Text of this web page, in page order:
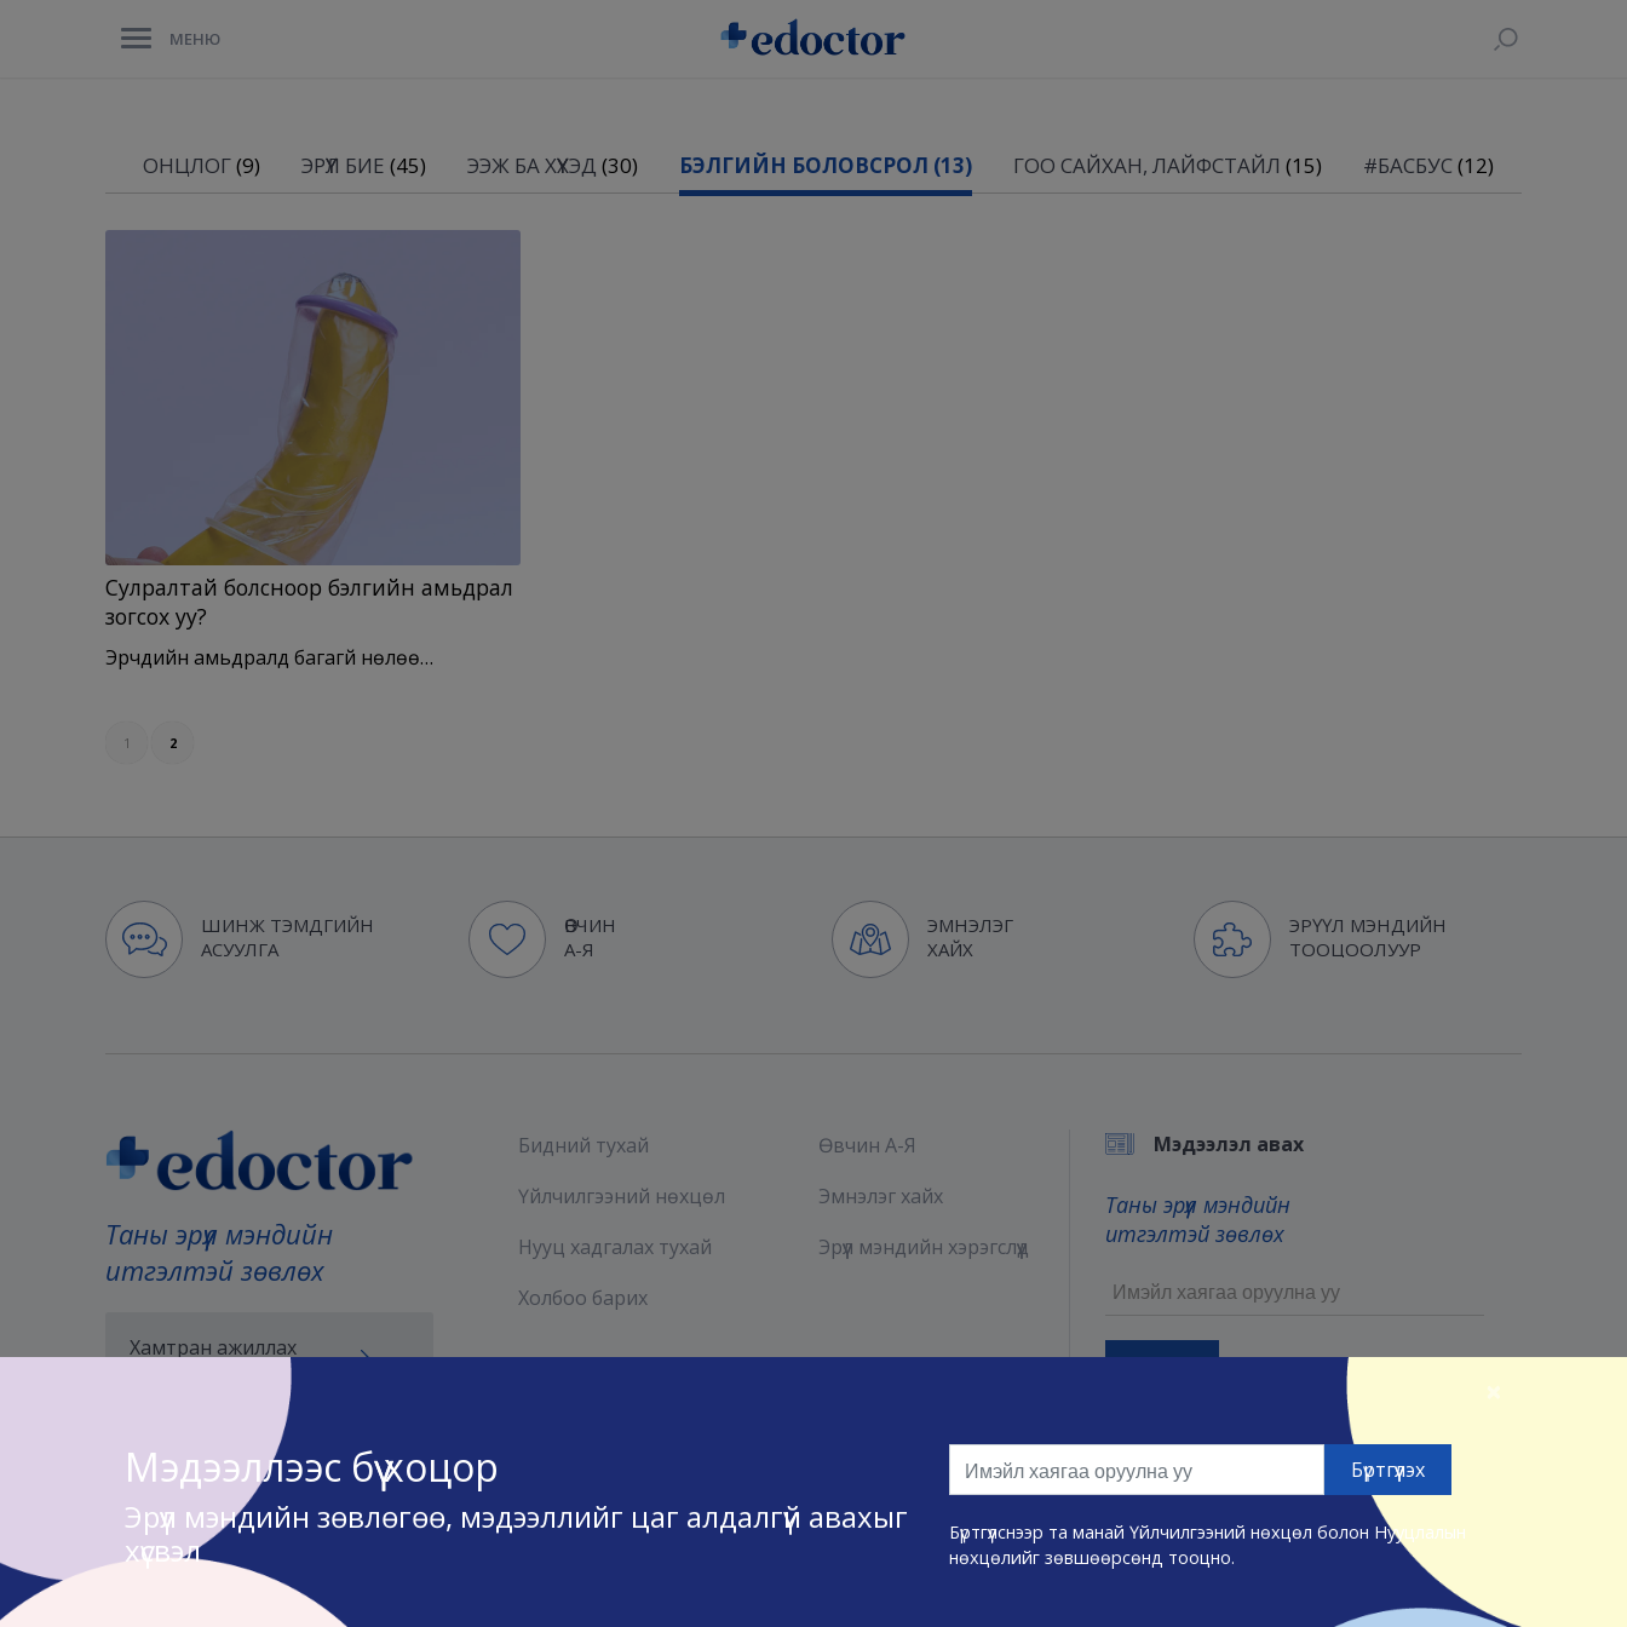
МЕНЮ
ОНЦЛОГ(9) ЭРҮҮЛ БИЕ (45) ЭЭЖ БА ХҮҮХЭД (30) БЭЛГИЙН БОЛОВСРОЛ (13) ГОО САЙХАН, ЛАЙФСТАЙЛ (15) #БАСБУС(12)
Сулралтай болсноор бэлгийн амьдрал
зогсох уу?
Эрчүүдийн амьдралд багагүй нөлөө…
1 2
Мэдээллээс бүү хоцор
Эрүүл мэндийн зөвлөгөө, мэдээллийг цаг алдалгүй авахыг
хүсвэл
Бүртгүүлснээр та манай Үйлчилгээний нөхцөл болон Нууцлалын
нөхцөлийг зөвшөөрсөнд тооцно.
ШИНЖ ТЭМДГИЙН
АСУУЛГА
ӨВЧИН
А-Я
ЭМНЭЛЭГ
ХАЙХ
ЭРҮҮЛ МЭНДИЙН
ТООЦООЛУУР
Таны эрүүл мэндийн
итгэлтэй зөвлөх
Хамтран ажиллах
Бидний тухай
Үйлчилгээний нөхцөл
Нууц хадгалах тухай
Холбоо барих
Өвчин А-Я
Эмнэлэг хайх
Эрүүл мэндийн хэрэгслүүд
Мэдээлэл авах
Таны эрүүл мэндийн
итгэлтэй зөвлөх
Үйлчилгээний нөхцөл
Нууцлалын нөхцөлийгзөвшөөрсөнд тооцно.